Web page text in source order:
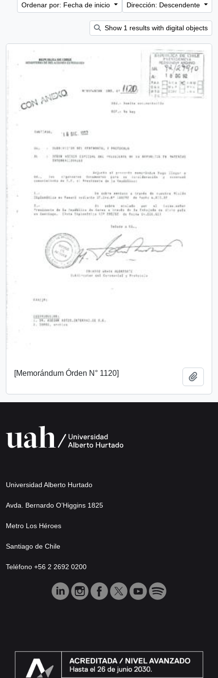
Ordenar por: Fecha de inicio
Dirección: Descendente
Show 1 results with digital objects
[Memorándum Órden N° 1120]
Universidad Alberto Hurtado
Avda. Bernardo O’Higgins 1825
Metro Los Héroes
Santiago de Chile
Teléfono +56 2 2692 0200